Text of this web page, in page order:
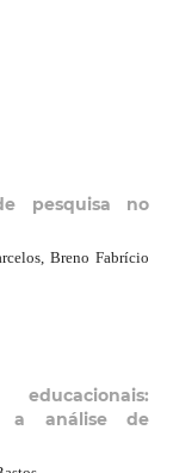
pesquisa no
Breno Fabrício
a análise de